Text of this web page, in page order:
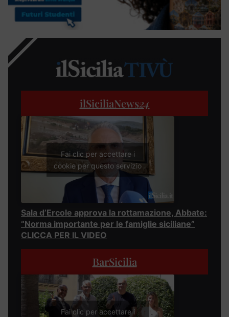
ilSiciliaNews24
Fai clic per accettare i
cookie per questo servizio
Sala d’Ercole approva la rottamazione, Abbate:
“Norma importante per le famiglie siciliane”
CLICCA PER IL VIDEO
BarSicilia
Fai clic per accettare i